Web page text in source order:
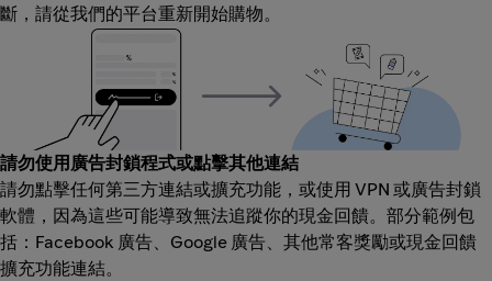
斷，請從我們的平台重新開始購物。
請勿使用廣告封鎖程式或點擊其他連結
請勿點擊任何第三方連結或擴充功能，或使用 VPN 或廣告封鎖
軟體，因為這些可能導致無法追蹤你的現金回饋。部分範例包
括：Facebook 廣告、Google 廣告、其他常客獎勵或現金回饋
擴充功能連結。